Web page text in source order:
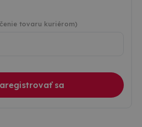
tovaru kuriérom)
sa